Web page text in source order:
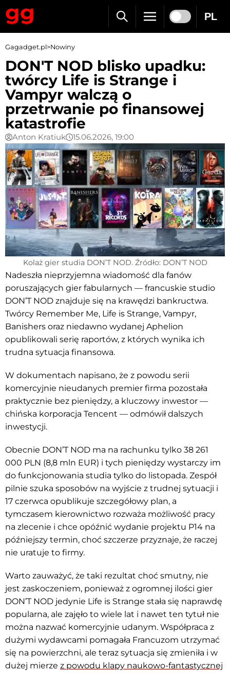
PL
Gagadget.pl>Nowiny
DON'T NOD blisko upadku:
twórcy Life is Strange i
Vampyr walczą o
przetrwanie po finansowej
katastrofie
Anton Kratiuk 15.06.2026, 19:00
Kolaż gier studia DON’T NOD. Źródło: DON’T NOD
Nadeszła nieprzyjemna wiadomość dla fanów
poruszających gier fabularnych — francuskie studio
DON’T NOD znajduje się na krawędzi bankructwa.
Twórcy Remember Me, Life is Strange, Vampyr,
Banishers oraz niedawno wydanej Aphelion
opublikowali serię raportów, z których wynika ich
trudna sytuacja finansowa.
W dokumentach napisano, że z powodu serii
komercyjnie nieudanych premier firma pozostała
praktycznie bez pieniędzy, a kluczowy inwestor —
chińska korporacja Tencent — odmówił dalszych
inwestycji.
Obecnie DON’T NOD ma na rachunku tylko 38 261
000 PLN (8,8 mln EUR) i tych pieniędzy wystarczy im
do funkcjonowania studia tylko do listopada. Zespół
pilnie szuka sposobów na wyjście z trudnej sytuacji i
17 czerwca opublikuje szczegółowy plan, a
tymczasem kierownictwo rozważa możliwość pracy
na zlecenie i chce opóźnić wydanie projektu P14 na
późniejszy termin, choć szczerze przyznaje, że raczej
nie uratuje to firmy.
Warto zauważyć, że taki rezultat choć smutny, nie
jest zaskoczeniem, ponieważ z ogromnej ilości gier
DON’T NOD jedynie Life is Strange stała się naprawdę
popularna, ale zajęło to wiele lat i nawet ten tytuł nie
można nazwać komercyjnie udanym. Współpraca z
dużymi wydawcami pomagała Francuzom utrzymać
się na powierzchni, ale teraz sytuacja się zmieniła i w
dużej mierze z powodu klapy naukowo-fantastycznej